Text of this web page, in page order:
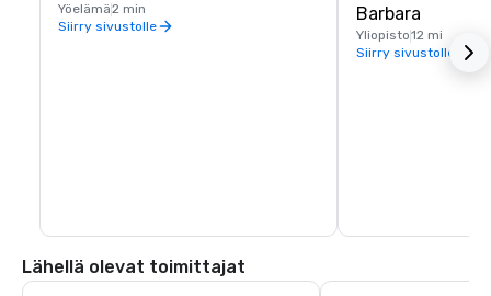
Yöelämä2 min
Siirry sivustolle
Barbara
Yliopisto12 mi
Siirry sivustolle
Lähellä olevat toimittajat